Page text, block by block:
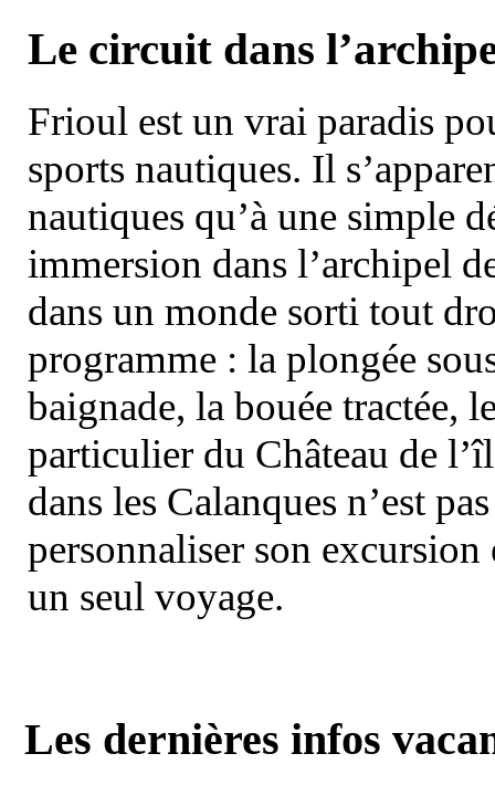
Le circuit dans
Frioul est un vrai paradis
sports nautiques. Il
nautiques qu’à une simple
immersion dans l’archipel
dans un monde sorti tout
programme : la plongée
baignade, la bouée tractée,
particulier du Château de
dans les Calanques n’est
personnaliser son
un seul voyage.
Les dernières infos